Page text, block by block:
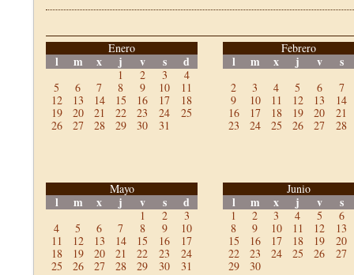
Enero
l m x j v s d
1 2 3
4
5
6 7 8 9 10
11
12
13 14 15 16 17
18
19
20 21 22 23 24
25
26
27 28 29 30 31
Febrero
l m x j v s
2 3 4 5 6
7
9
10 11 12 13
14
16
17 18 19 20
21
23
24 25 26 27 28
Mayo
l m x j v s d
1 2
3
4
5 6 7 8 9
10
11
12 13 14 15 16
17
18
19 20 21 22 23
24
25
26 27 28 29 30 31
Junio
l m x j v s
1 2 3 4 5
6
8
9 10 11 12
13
15
16 17 18 19
20
22
23 24 25 26
27
29
30